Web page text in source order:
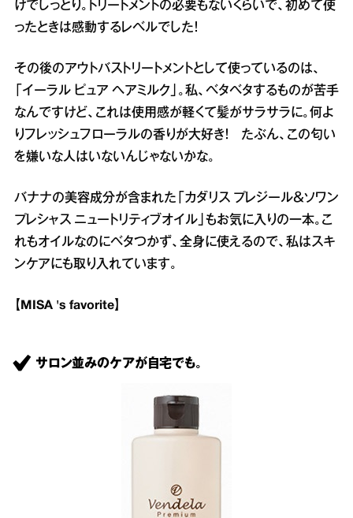
けでしっとり。トリートメントの必要もないくらいで、初めて使
ったときは感動するレベルでした！
その後のアウトバストリートメントとして使っているのは、
「イーラル ピュア ヘアミルク」。私、ベタベタするものが苦手
なんですけど、これは使用感が軽くて髪がサラサラに。何よ
りフレッシュフローラルの香りが大好き！ たぶん、この匂い
を嫌いな人はいないんじゃないかな。
バナナの美容成分が含まれた「カダリス プレジール＆ソワン
プレシャス ニュートリティブオイル」もお気に入りの一本。こ
れもオイルなのにベタつかず、全身に使えるので、私はスキ
ンケアにも取り入れています。
【MISA 's favorite】
サロン並みのケアが自宅でも。